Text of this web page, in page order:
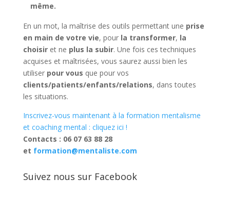
même.
En un mot, la maîtrise des outils permettant une prise
en main de votre vie, pour la transformer, la
choisir et ne plus la subir. Une fois ces techniques
acquises et maîtrisées, vous saurez aussi bien les
utiliser pour vous que pour vos
clients/patients/enfants/relations, dans toutes
les situations.
Inscrivez-vous maintenant à la formation mentalisme
et coaching mental : cliquez ici !
Contacts : 06 07 63 88 28
et formation@mentaliste.com
Suivez nous sur Facebook